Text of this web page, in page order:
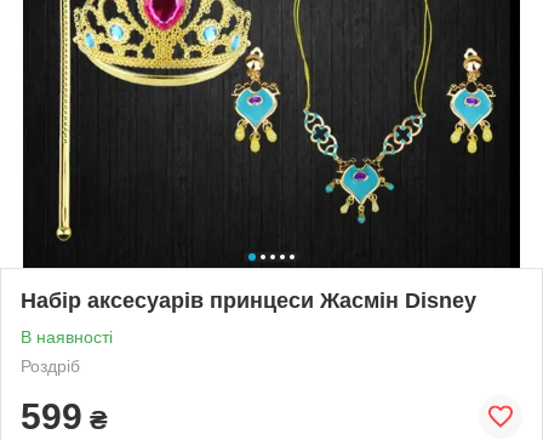
Набір аксесуарів принцеси Жасмін Disney
В наявності
Роздріб
599 ₴